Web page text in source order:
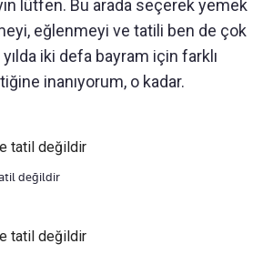
lütfen. Bu arada seçerek yemek
eğlenmeyi ve tatili ben de çok
iki defa bayram için farklı
inanıyorum, o kadar.
değildir